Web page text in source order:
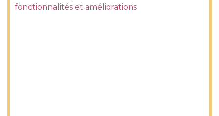
fonctionnalités et améliorations